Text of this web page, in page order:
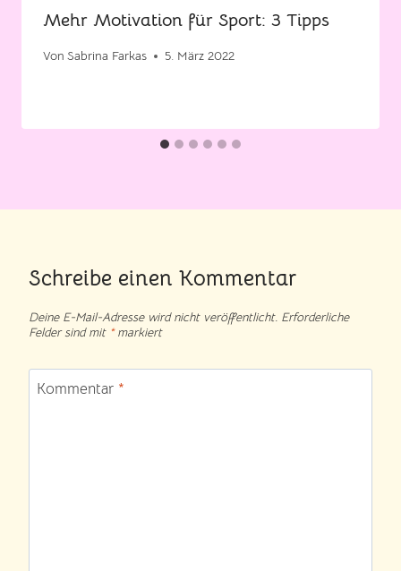
Mehr Motivation für Sport: 3 Tipps
Von Sabrina Farkas 5. März 2022
Schreibe einen Kommentar
Deine E-Mail-Adresse wird nicht veröffentlicht. Erforderliche
Felder sind mit *markiert
Kommentar *